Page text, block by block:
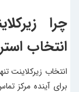
چرا
انتخاب
انتخاب زیرکلاینت